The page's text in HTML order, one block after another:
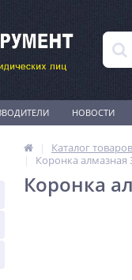
НОВОСТИ
Каталог товаров
Коронка алмазная
Коронка